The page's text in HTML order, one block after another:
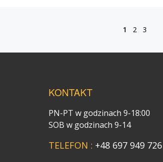
1 2 3
KONTAKT
PN-PT w godzinach 9-18:00
SOB w godzinach 9-14
TELEFON : +48 697 949 726